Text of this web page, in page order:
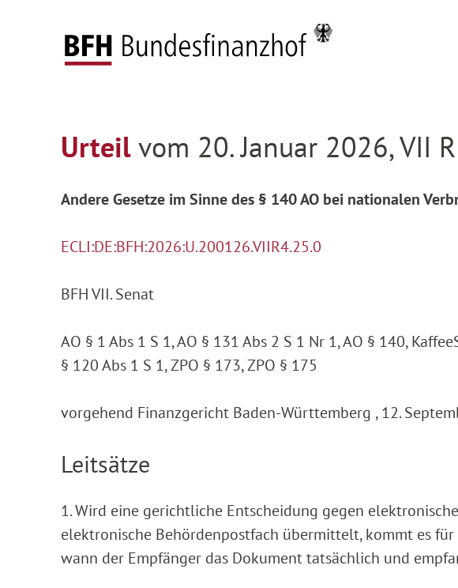
Federal Fiscal Court
Urteilvom 20. Januar 2026, VII
Andere Gesetze im Sinne des § 140 AO bei nationalen
ECLI:DE:BFH:2026:U.200126.VIIR4.25.0
BFH VII. Senat
AO § 1 Abs 1 S 1, AO § 131 Abs 2 S 1 Nr 1, AO § 140,
§ 120 Abs 1 S 1, ZPO § 173, ZPO § 175
vorgehend Finanzgericht Baden-Württemberg , 12.
Leitsätze
1. Wird eine gerichtliche Entscheidung gegen
elektronische Behördenpostfach übermittelt, kommt es
wann der Empfänger das Dokument tatsächlich und